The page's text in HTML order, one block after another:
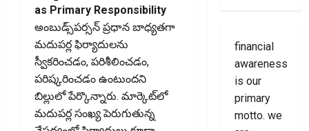
as Primary Responsibility
అంబుడ్స్‌పర్సన్‌ ప్రధాన బాధ్యతగా
మదుపర్ల ఫిర్యాదులను
స్వీకరించడం, పరిశీలించడం,
పరిష్కరించడం ఉంటుందని
బిల్లులో పేర్కొన్నారు. మార్కెట్‌లో
మదుపర్ల సంఖ్య పెరుగుతున్న
financial
awareness
is our
primary
motto. we